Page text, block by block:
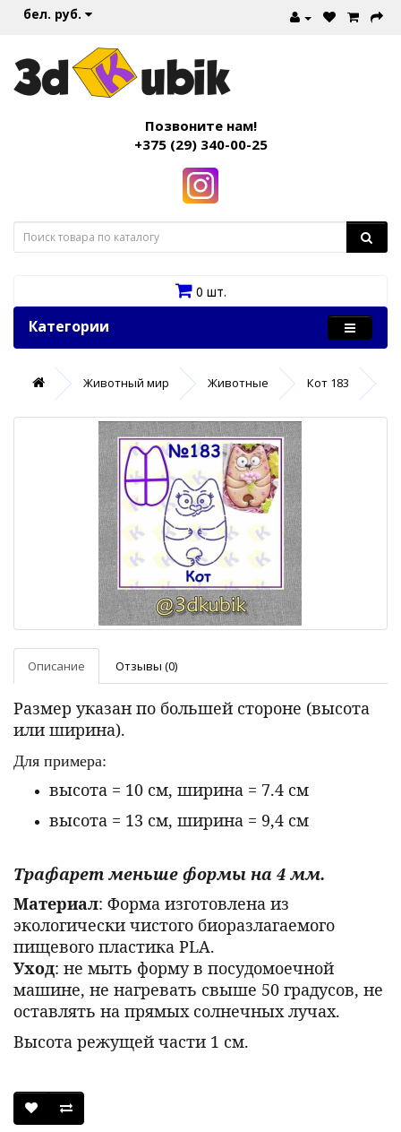
бел. руб.
Позвоните нам!
+375 (29) 340-00-25
0 шт.
Категории
Животный мир Животные Кот 183
Описание Отзывы (0)
Размер указан по большей стороне (высота
или ширина).
Для примера:
высота = 10 см, ширина = 7.4 см
высота = 13 см, ширина = 9,4 см
Трафарет меньше формы на 4 мм.
Материал: Форма изготовлена из
экологически чистого биоразлагаемого
пищевого пластика PLA.
Уход: не мыть форму в посудомоечной
машине, не нагревать свыше 50 градусов, не
оставлять на прямых солнечных лучах.
Высота режущей части 1 см.